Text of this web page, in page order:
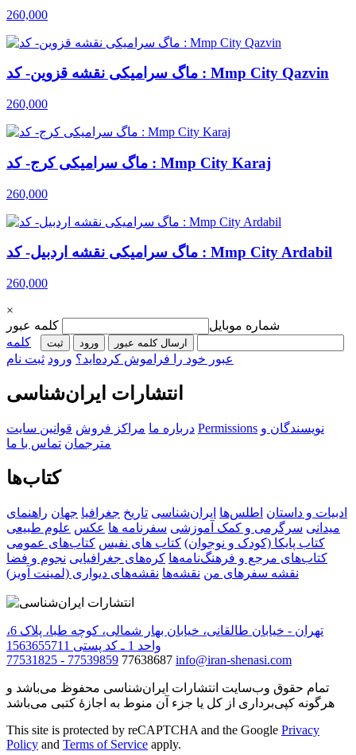
260,000
ماگ سرامیکی نقشه قزوین- کد : Mmp City Qazvin
260,000
ماگ سرامیکی کرج- کد : Mmp City Karaj
260,000
ماگ سرامیکی نقشه اردبیل- کد : Mmp City Ardabil
260,000
×
شماره موبایل
کلمه عبور
ارسال کلمه عبور ورود ثبت‌
کلمه
عبور خود را فراموش کرده‌اید؟ ورود ثبت نام
انتشارات ایران‌شناسی
درباره ما مراکز فروش قوانین سایت Permissions نویسندگان و
مترجمان تماس با ما
کتاب‌ها
ادبیات و داستان اطلس‌ها ایران‌شناسی تاریخ جغرافیا جهان راهنمای
میدانی سرگرمی و کمک آموزشی سفرنامه‌ ها عکس علوم طبیعی
کتاب‌ پایکا (کودک و نوجوان) کتاب های نفیس کتاب‌های عمومی
کتاب‌های مرجع و فرهنگ‌نامه‌ها کره‌های جغرافیایی نجوم و فضا
نقشه سفرهای من نقشه‌ها نقشه‌های دیواری (لمینت آویز)
تهران - خیابان طالقانی، خیابان بهار شمالی، کوچه طبا، پلاک 6،
واحد 1 ـ کد پستی 1563655711
77531825 - 77539859 77638687 info@iran-shenasi.com
تمام حقوق وب‌سایت انتشارات ایران‌شناسی محفوظ می‌باشد و
هرگونه کپی‌برداری از کل یا جزء آن منوط به اجازهٔ کتبی می‌باشد
This site is protected by reCAPTCHA and the Google Privacy
Policy and Terms of Service apply.